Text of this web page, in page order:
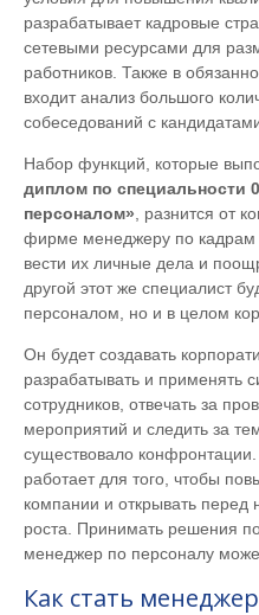
разрабатывает кадровые
сетевыми ресурсами для
работников. Также в
входит анализ большого
собеседований с
Набор функций, которые
диплом по специальности
персоналом» , разнится от
фирме менеджеру по кадрам
вести их личные дела и
другой этот же специалист
персоналом, но и в целом
Он будет создавать
разрабатывать и применять
сотрудников, отвечать за
мероприятий и следить за
существовало
работает для того, чтобы
компании и открывать перед
роста. Принимать решения
менеджер по персоналу
Как стать